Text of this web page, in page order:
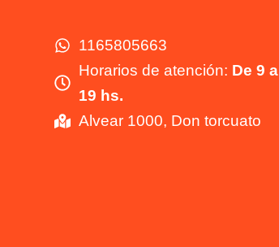
1165805663
Horarios de atención: De 9 a
19 hs.
Alvear 1000, Don torcuato